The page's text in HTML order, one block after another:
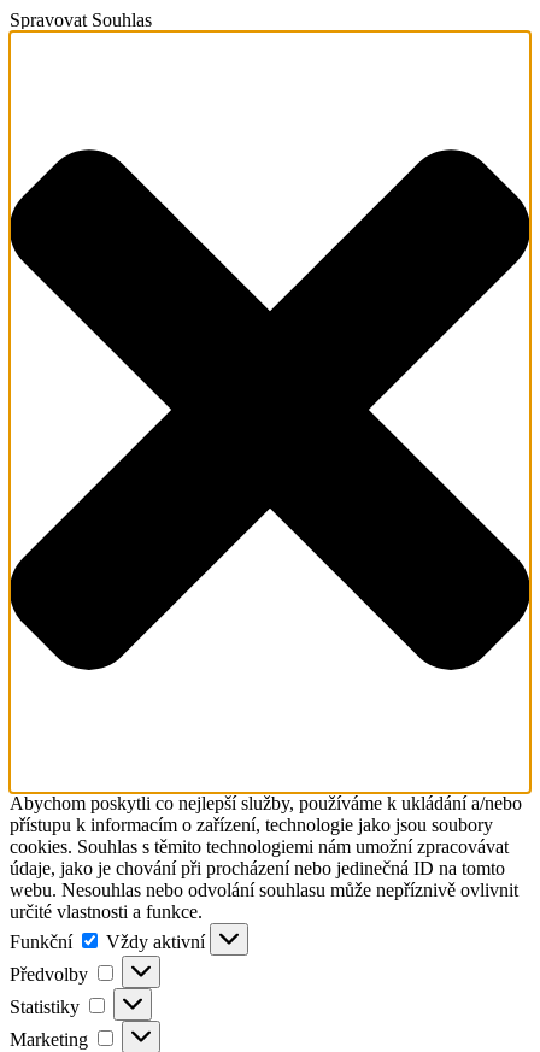
Spravovat Souhlas
Abychom poskytli co nejlepší služby, používáme k ukládání a/nebo
přístupu k informacím o zařízení, technologie jako jsou soubory
cookies. Souhlas s těmito technologiemi nám umožní zpracovávat
údaje, jako je chování při procházení nebo jedinečná ID na tomto
webu. Nesouhlas nebo odvolání souhlasu může nepříznivě ovlivnit
určité vlastnosti a funkce.
Funkční
Funkční
Vždy aktivní
Předvolby
Předvolby
Statistiky Statistiky
Marketing Marketing